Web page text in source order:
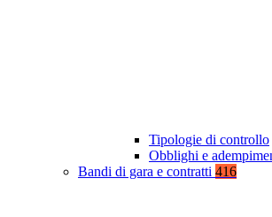
Tipologie di controllo
Obblighi e
Bandi di gara e contratti 416